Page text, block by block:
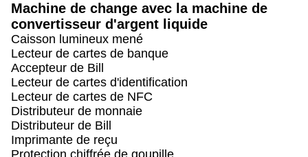
Machine de change avec la machine de
convertisseur d'argent liquide
Caisson lumineux mené
Lecteur de cartes de banque
Accepteur de Bill
Lecteur de cartes d'identification
Lecteur de cartes de NFC
Distributeur de monnaie
Distributeur de Bill
Imprimante de reçu
Protection chiffrée de goupille